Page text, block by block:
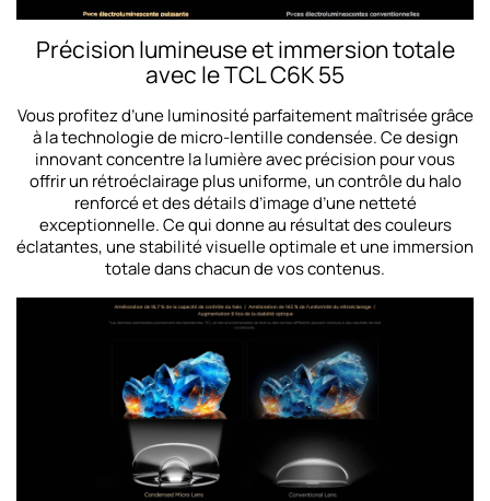
Précision lumineuse et immersion totale
avec le TCL C6K 55
Vous profitez d’une luminosité parfaitement maîtrisée grâce
à la technologie de micro-lentille condensée. Ce design
innovant concentre la lumière avec précision pour vous
offrir un rétroéclairage plus uniforme, un contrôle du halo
renforcé et des détails d’image d’une netteté
exceptionnelle. Ce qui donne au résultat des couleurs
éclatantes, une stabilité visuelle optimale et une immersion
totale dans chacun de vos contenus.